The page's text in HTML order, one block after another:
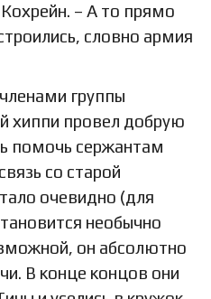
– А то прямо
словно армия
группы
хиппи провел добрую
помочь сержантам
со старой
очевидно (для
необычно
он абсолютно
В конце концов они